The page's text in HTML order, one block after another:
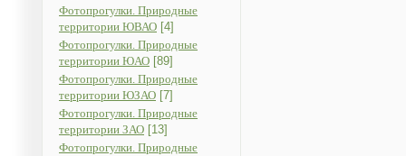
Фотопрогулки. Природные
территории ЮВАО [4]
Фотопрогулки. Природные
территории ЮАО [89]
Фотопрогулки. Природные
территории ЮЗАО [7]
Фотопрогулки. Природные
территории ЗАО [13]
Фотопрогулки. Природные